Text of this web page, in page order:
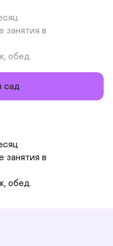
занятия в
обед.
сад
занятия в
обед.